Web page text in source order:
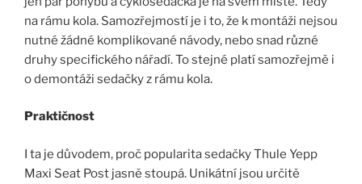
na rámu kola. Samozřejmostí je i to, že k montáži nejsou
nutné žádné komplikované návody, nebo snad různé
druhy specifického nářadí. To stejné platí samozřejmě i
o demontáži sedačky z rámu kola.
Praktičnost
I ta je důvodem, proč popularita sedačky Thule Yepp
Maxi Seat Post jasně stoupá. Unikátní jsou určitě